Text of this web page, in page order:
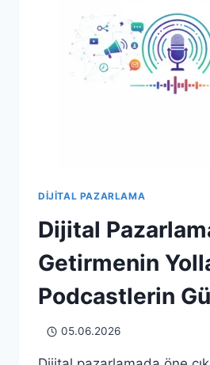
DIJITAL PAZARLAMA
Dijital
Getirmenin
Podcastlerin
05.06.2026